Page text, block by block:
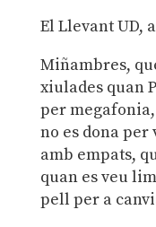
El Llevant UD,
Miñambres,
xiulades quan
per megafonia,
no es dona per
amb empats,
quan es veu
pell per a